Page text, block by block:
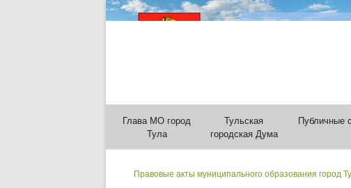
Глава МО город
Тула
Тульская
городская Дума
Публичные
Правовые акты муниципального образования город